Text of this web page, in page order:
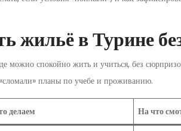
жильё в Турине
можно спокойно жить и учиться, без
планы по учебе и проживанию.
делаем На что